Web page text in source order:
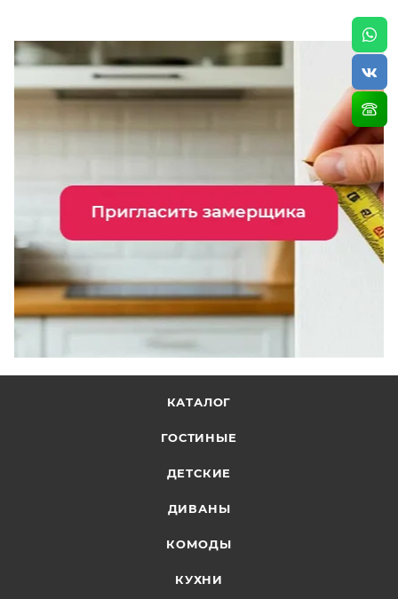
КАТАЛОГ
ГОСТИНЫЕ
ДЕТСКИЕ
ДИВАНЫ
КОМОДЫ
КУХНИ